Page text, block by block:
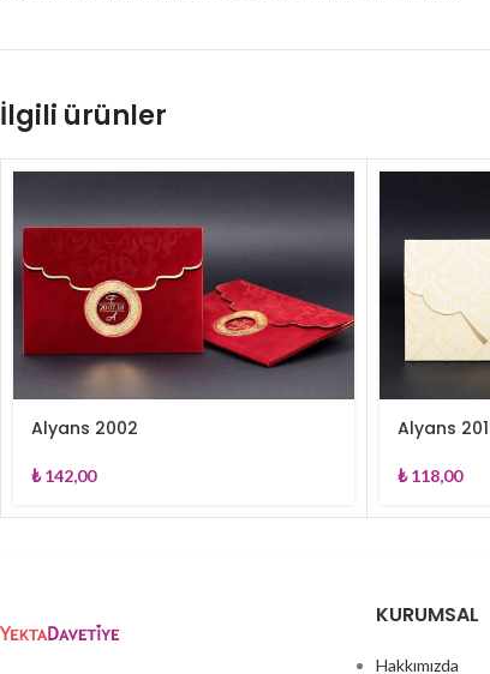
İlgili ürünler
Alyans 2002
₺142,00
Alyans
₺118,00
KURUMSAL
Hakkımızda